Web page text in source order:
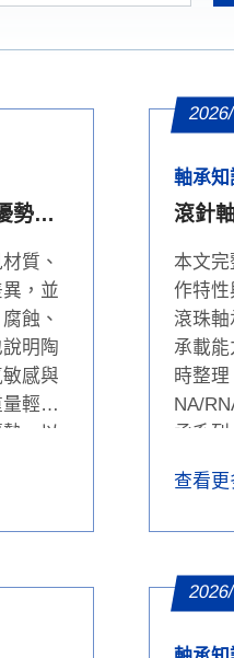
勢、
質、
，並
蝕、
明陶
感與
輕、
，以
。
軸承知
滾針
本文
作特性
滾珠軸
承載
時整理
NA/
承系
師與
查看更